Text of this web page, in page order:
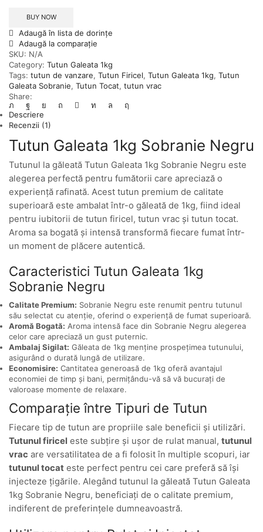
BUY NOW
Adaugă în lista de dorințe
Adaugă la comparație
SKU: N/A
Category: Tutun Galeata 1kg
Tags: tutun de vanzare, Tutun Firicel, Tutun Galeata 1kg, Tutun
Galeata Sobranie, Tutun Tocat, tutun vrac
Share:
Descriere
Recenzii (1)
Tutun Galeata 1kg Sobranie Negru
Tutunul la găleată Tutun Galeata 1kg Sobranie Negru este
alegerea perfectă pentru fumătorii care apreciază o
experiență rafinată. Acest tutun premium de calitate
superioară este ambalat într-o găleată de 1kg, fiind ideal
pentru iubitorii de tutun firicel, tutun vrac și tutun tocat.
Aroma sa bogată și intensă transformă fiecare fumat într-
un moment de plăcere autentică.
Caracteristici Tutun Galeata 1kg
Sobranie Negru
Calitate Premium: Sobranie Negru este renumit pentru tutunul
său selectat cu atenție, oferind o experiență de fumat superioară.
Aromă Bogată: Aroma intensă face din Sobranie Negru alegerea
celor care apreciază un gust puternic.
Ambalaj Sigilat: Găleata de 1kg menține prospețimea tutunului,
asigurând o durată lungă de utilizare.
Economisire: Cantitatea generoasă de 1kg oferă avantajul
economiei de timp și bani, permițându-vă să vă bucurați de
valoroase momente de relaxare.
Comparație între Tipuri de Tutun
Fiecare tip de tutun are propriile sale beneficii și utilizări.
Tutunul firicel este subțire și ușor de rulat manual, tutunul
vrac are versatilitatea de a fi folosit în multiple scopuri, iar
tutunul tocat este perfect pentru cei care preferă să își
injecteze țigările. Alegând tutunul la găleată Tutun Galeata
1kg Sobranie Negru, beneficiați de o calitate premium,
indiferent de preferințele dumneavoastră.